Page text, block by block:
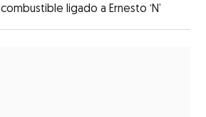
combustible ligado a Ernesto ‘N’